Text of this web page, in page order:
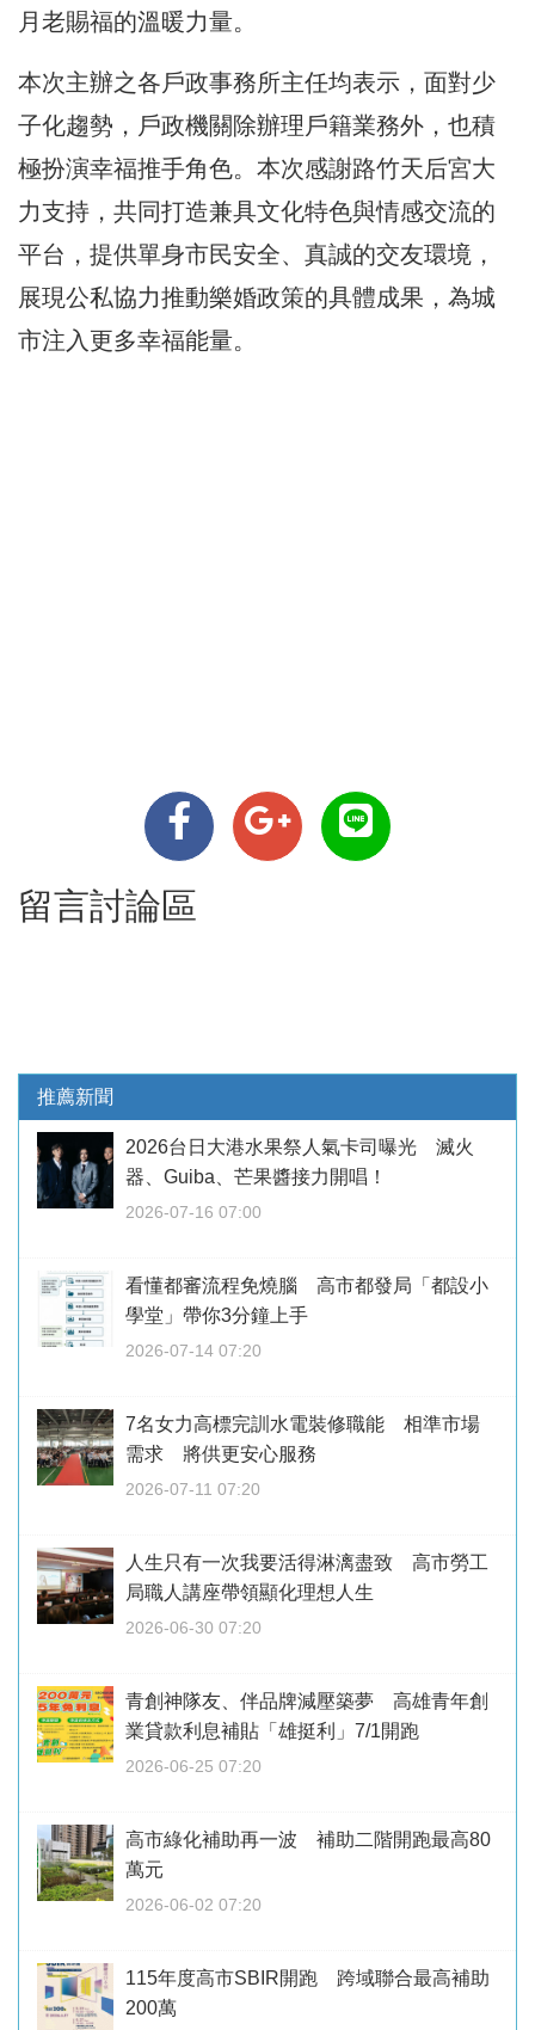
月老賜福的溫暖力量。
本次主辦之各戶政事務所主任均表示，面對少
子化趨勢，戶政機關除辦理戶籍業務外，也積
極扮演幸福推手角色。本次感謝路竹天后宮大
力支持，共同打造兼具文化特色與情感交流的
平台，提供單身市民安全、真誠的交友環境，
展現公私協力推動樂婚政策的具體成果，為城
市注入更多幸福能量。
留言討論區
推薦新聞
2026台日大港水果祭人氣卡司曝光 滅火
器、Guiba、芒果醬接力開唱！
2026-07-16 07:00
看懂都審流程免燒腦 高市都發局「都設小
學堂」帶你3分鐘上手
2026-07-14 07:20
7名女力高標完訓水電裝修職能 相準市場
需求 將供更安心服務
2026-07-11 07:20
人生只有一次我要活得淋漓盡致 高市勞工
局職人講座帶領顯化理想人生
2026-06-30 07:20
青創神隊友、伴品牌減壓築夢 高雄青年創
業貸款利息補貼「雄挺利」7/1開跑
2026-06-25 07:20
高市綠化補助再一波 補助二階開跑最高80
萬元
2026-06-02 07:20
115年度高市SBIR開跑 跨域聯合最高補助
200萬